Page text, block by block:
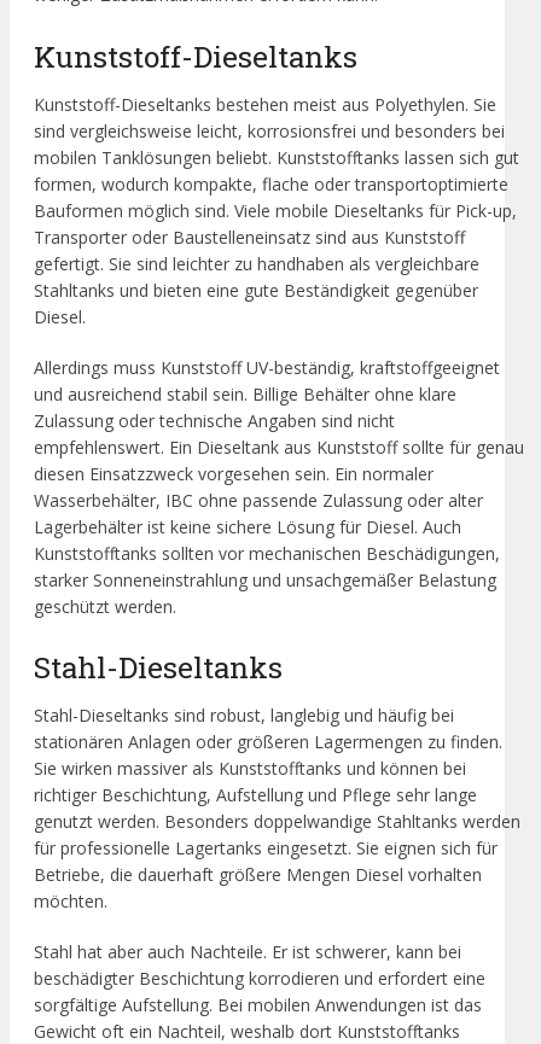
Kunststoff-Dieseltanks
Kunststoff-Dieseltanks bestehen meist aus Polyethylen. Sie
sind vergleichsweise leicht, korrosionsfrei und besonders bei
mobilen Tanklösungen beliebt. Kunststofftanks lassen sich gut
formen, wodurch kompakte, flache oder transportoptimierte
Bauformen möglich sind. Viele mobile Dieseltanks für Pick-up,
Transporter oder Baustelleneinsatz sind aus Kunststoff
gefertigt. Sie sind leichter zu handhaben als vergleichbare
Stahltanks und bieten eine gute Beständigkeit gegenüber
Diesel.
Allerdings muss Kunststoff UV-beständig, kraftstoffgeeignet
und ausreichend stabil sein. Billige Behälter ohne klare
Zulassung oder technische Angaben sind nicht
empfehlenswert. Ein Dieseltank aus Kunststoff sollte für genau
diesen Einsatzzweck vorgesehen sein. Ein normaler
Wasserbehälter, IBC ohne passende Zulassung oder alter
Lagerbehälter ist keine sichere Lösung für Diesel. Auch
Kunststofftanks sollten vor mechanischen Beschädigungen,
starker Sonneneinstrahlung und unsachgemäßer Belastung
geschützt werden.
Stahl-Dieseltanks
Stahl-Dieseltanks sind robust, langlebig und häufig bei
stationären Anlagen oder größeren Lagermengen zu finden.
Sie wirken massiver als Kunststofftanks und können bei
richtiger Beschichtung, Aufstellung und Pflege sehr lange
genutzt werden. Besonders doppelwandige Stahltanks werden
für professionelle Lagertanks eingesetzt. Sie eignen sich für
Betriebe, die dauerhaft größere Mengen Diesel vorhalten
möchten.
Stahl hat aber auch Nachteile. Er ist schwerer, kann bei
beschädigter Beschichtung korrodieren und erfordert eine
sorgfältige Aufstellung. Bei mobilen Anwendungen ist das
Gewicht oft ein Nachteil, weshalb dort Kunststofftanks